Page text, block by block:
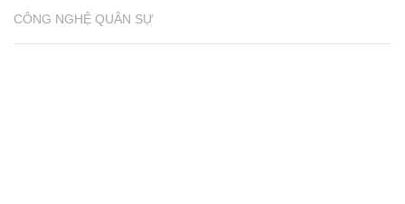
CÔNG NGHỆ QUÂN SỰ